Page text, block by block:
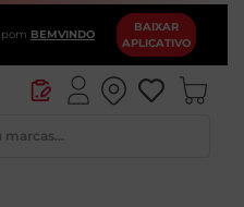
BEMVINDO
BAIXAR
APLICATIVO